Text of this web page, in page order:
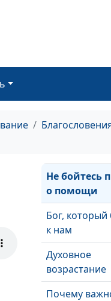
Бог верен
Не бойтесь
о помощи
Бог, который
к нам
Духовное
возрастание
Почему